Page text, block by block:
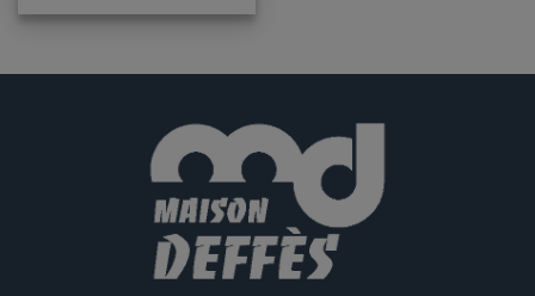
variations.
choisies
sur
page
produit